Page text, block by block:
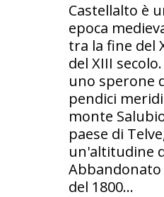
Castellalto è
epoca
tra la fine del
del XIII
uno sperone
pendici
monte
paese di
un'altitudine
del 1800...